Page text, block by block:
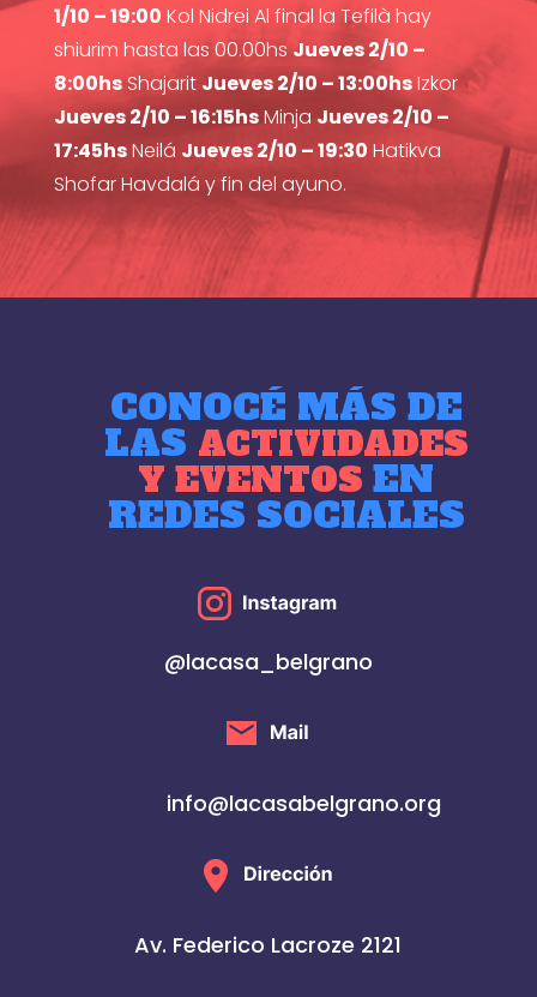
1/10 – 19:00 Kol Nidrei Al final la Tefilà hay
shiurim hasta las 00.00hsJueves 2/10 –
8:00hsShajarit Jueves 2/10 – 13:00hsIzkor
Jueves 2/10 – 16:15hsMinja Jueves 2/10 –
17:45hsNeilá Jueves 2/10 – 19:30 Hatikva
Shofar Havdalá y fin del ayuno.
CONOCÉ MÁS DE
LAS ACTIVIDADES
Y EVENTOSEN
REDES SOCIALES
@lacasa_belgrano
info@lacasabelgrano.org
Av. Federico Lacroze 2121